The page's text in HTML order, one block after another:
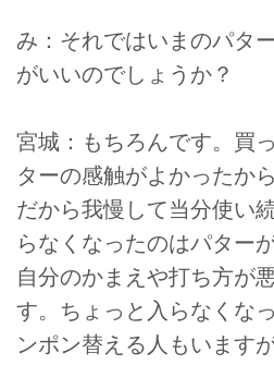
み：それではいまのパタ
がいいのでしょうか？
宮城：もちろんです。買
ターの感触がよかったか
だから我慢して当分使い
らなくなったのはパター
自分のかまえや打ち方が
す。ちょっと入らなくな
ンポン替える人もいます